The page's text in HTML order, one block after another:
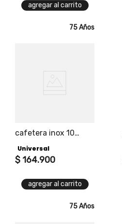
agregar al carrito
75 Años
cafetera inox 10
Universal
$ 164.900
agregar al carrito
75 Años